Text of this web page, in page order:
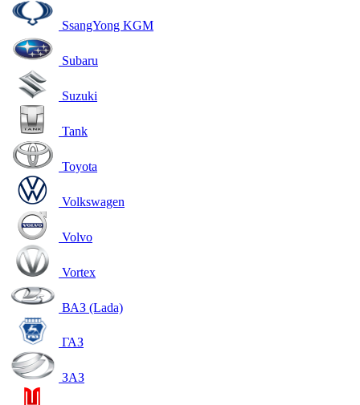
SsangYong KGM
Subaru
Suzuki
Tank
Toyota
Volkswagen
Volvo
Vortex
ВАЗ (Lada)
ГАЗ
ЗАЗ